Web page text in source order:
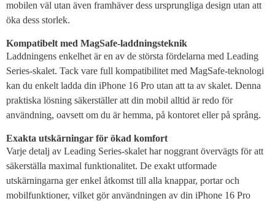
mobilen väl utan även framhäver dess ursprungliga design utan att
öka dess storlek.
Kompatibelt med MagSafe-laddningsteknik
Laddningens enkelhet är en av de största fördelarna med Leading
Series-skalet. Tack vare full kompatibilitet med MagSafe-teknologi
kan du enkelt ladda din iPhone 16 Pro utan att ta av skalet. Denna
praktiska lösning säkerställer att din mobil alltid är redo för
användning, oavsett om du är hemma, på kontoret eller på språng.
Exakta utskärningar för ökad komfort
Varje detalj av Leading Series-skalet har noggrant övervägts för att
säkerställa maximal funktionalitet. De exakt utformade
utskärningarna ger enkel åtkomst till alla knappar, portar och
mobilfunktioner, vilket gör användningen av din iPhone 16 Pro